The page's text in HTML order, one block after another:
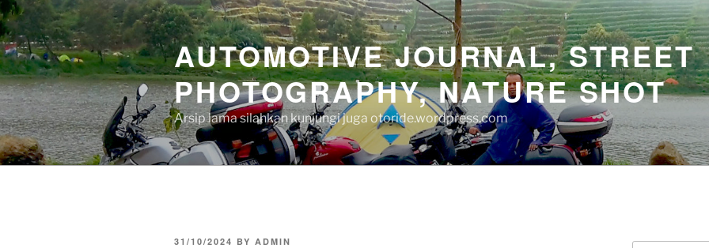
Skip
to
content
AUTOMOTIVE JOURNAL, STREET
PHOTOGRAPHY, NATURE SHOT
Arsip lama silahkan kunjungi juga otoride.wordpress.com
POSTED
31/10/2024 BY ADMIN